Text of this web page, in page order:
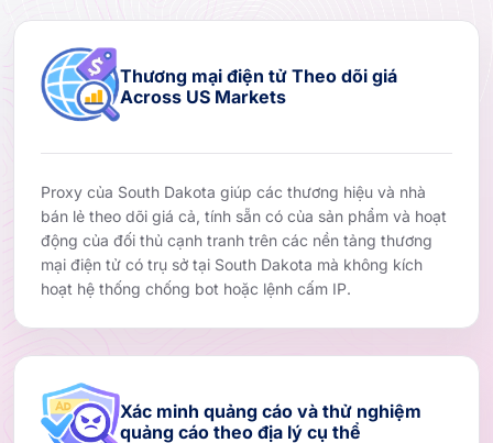
Thương mại điện tử Theo dõi giá
Across US Markets
Proxy của South Dakota giúp các thương hiệu và nhà
bán lẻ theo dõi giá cả, tính sẵn có của sản phẩm và hoạt
động của đối thủ cạnh tranh trên các nền tảng thương
mại điện tử có trụ sở tại South Dakota mà không kích
hoạt hệ thống chống bot hoặc lệnh cấm IP.
Xác minh quảng cáo và thử nghiệm
quảng cáo theo địa lý cụ thể